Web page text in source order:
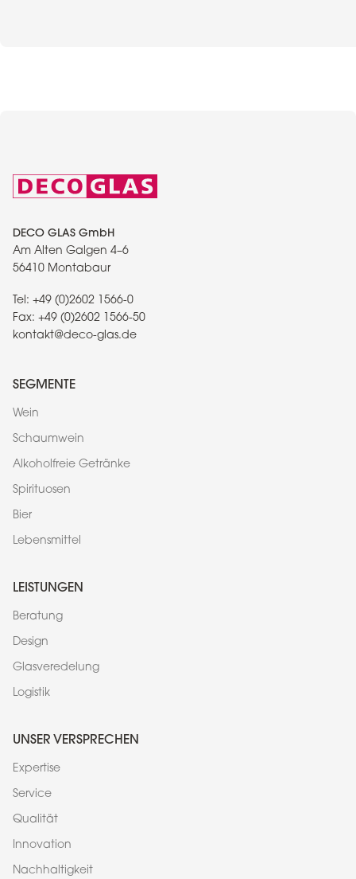
DECO GLAS GmbH
Am Alten Galgen 4–6
56410 Montabaur
Tel: +49 (0)2602 1566-0
Fax: +49 (0)2602 1566-50
kontakt@deco-glas.de
SEGMENTE
Wein
Schaumwein
Alkoholfreie Getränke
Spirituosen
Bier
Lebensmittel
LEISTUNGEN
Beratung
Design
Glasveredelung
Logistik
UNSER VERSPRECHEN
Expertise
Service
Qualität
Innovation
Nachhaltigkeit